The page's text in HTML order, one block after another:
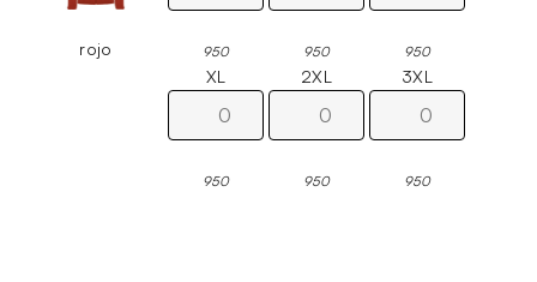
rojo 950 950 950
XL
950
2XL
950
3XL
950